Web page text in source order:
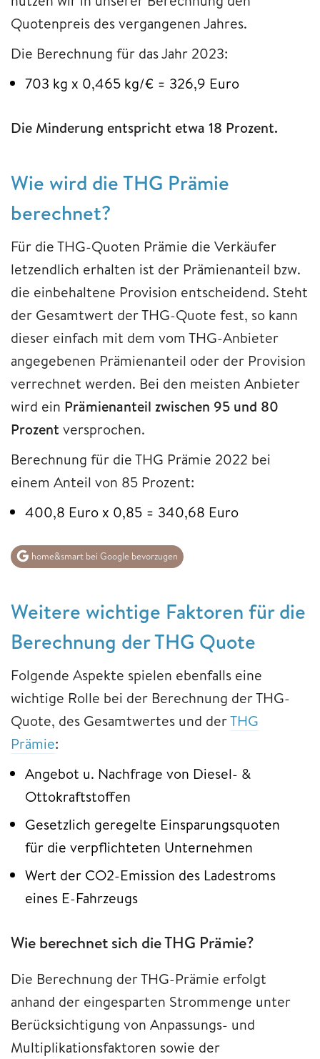
Quotenpreis des vergangenen Jahres.
Die Berechnung für das Jahr 2023:
703 kg x 0,465 kg/€ = 326,9 Euro
Die Minderung entspricht etwa 18 Prozent.
Wie wird die THG Prämie
berechnet?
Für die THG-Quoten Prämie die Verkäufer
letzendlich erhalten ist der Prämienanteil bzw.
die einbehaltene Provision entscheidend. Steht
der Gesamtwert der THG-Quote fest, so kann
dieser einfach mit dem vom THG-Anbieter
angegebenen Prämienanteil oder der Provision
verrechnet werden. Bei den meisten Anbieter
wird ein Prämienanteil zwischen 95 und 80
Prozent versprochen.
Berechnung für die THG Prämie 2022 bei
einem Anteil von 85 Prozent:
400,8 Euro x 0,85 = 340,68 Euro
home&smart bei Google bevorzugen
Weitere wichtige Faktoren für die
Berechnung der THG Quote
Folgende Aspekte spielen ebenfalls eine
wichtige Rolle bei der Berechnung der THG-
Quote, des Gesamtwertes und derTHG
Prämie:
Angebot u. Nachfrage von Diesel- &
Ottokraftstoffen
Gesetzlich geregelte Einsparungsquoten
für die verpflichteten Unternehmen
Wert der CO2-Emission des Ladestroms
eines E-Fahrzeugs
Wie berechnet sich die THG Prämie?
Die Berechnung der THG-Prämie erfolgt
anhand der eingesparten Strommenge unter
Berücksichtigung von Anpassungs- und
Multiplikationsfaktoren sowie der